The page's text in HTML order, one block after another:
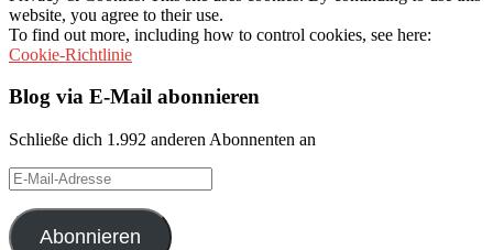
website, you agree to their use.
To find out more, including how to control cookies, see here:
Cookie-Richtlinie
Blog via E-Mail abonnieren
Schließe dich 1.992 anderen Abonnenten an
E-
Mail-
Adresse
Abonnieren